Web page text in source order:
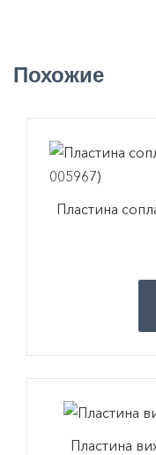
Похожие
Пластина
Пластина